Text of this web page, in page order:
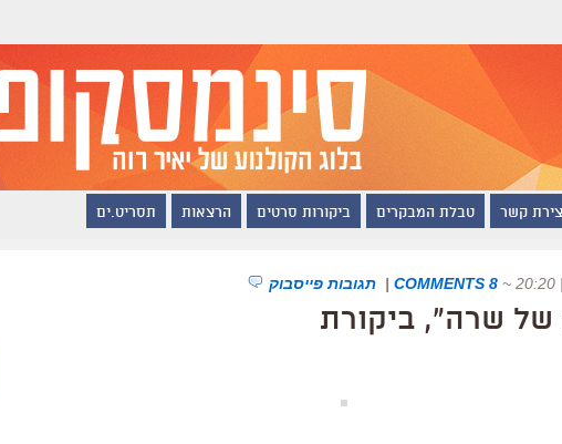
קשר טבלת המבקרים ביקורות סרטים הרצאות תסריט.ים
~
8 COMMENTS
| תגובות פייסבוק
שרה", ביקורת